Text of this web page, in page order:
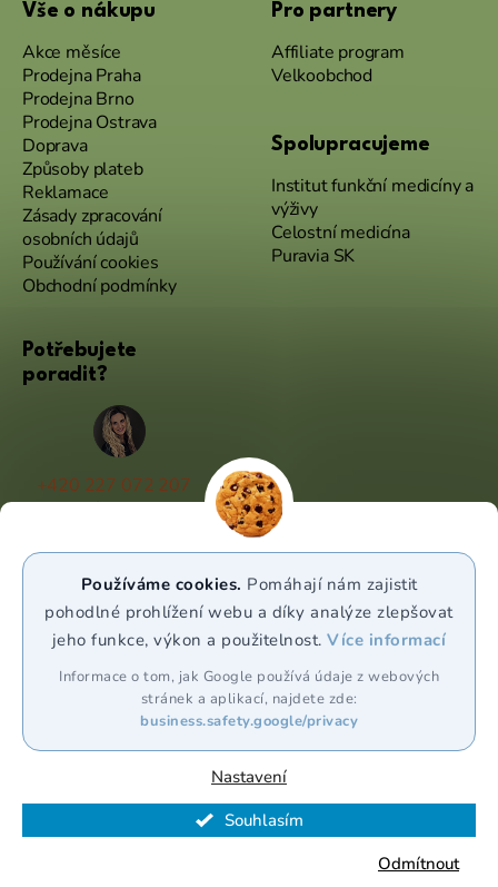
Používáme cookies. Pomáhají nám zajistit
pohodlné prohlížení webu a díky analýze zlepšovat
jeho funkce, výkon a použitelnost.Více informací
Informace o tom, jak Google používá údaje z webových
stránek a aplikací, najdete zde:
business.safety.google/privacy
Nastavení
Odmítnout
Souhlasím
Vše o nákupu
Akce měsíce
Prodejna Praha
Prodejna Brno
Prodejna Ostrava
Doprava
Způsoby plateb
Reklamace
Zásady zpracování
osobních údajů
Používání cookies
Obchodní podmínky
Pro partnery
Affiliate program
Velkoobchod
Spolupracujeme
Institut funkční medicíny a
výživy
Celostní medicína
Puravia SK
Potřebujete
poradit?
+420 227 072 207
(Po - Pá 9:00 - 17:00)
WhatsApp
Vytvořil Shoptet Premium
. Všechna práva vyhrazena.